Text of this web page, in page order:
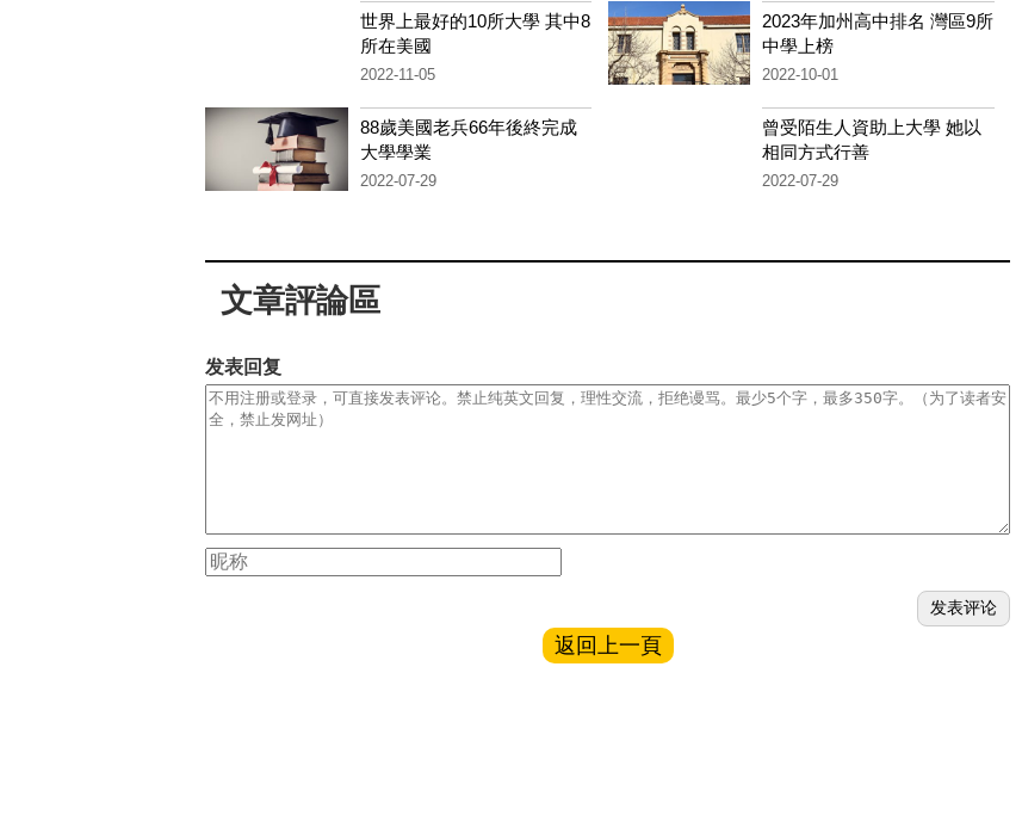
世界上最好的10所大學 其中8
所在美國
2022-11-05
2023年加州高中排名 灣區9所
中學上榜
2022-10-01
88歲美國老兵66年後終完成
大學學業
2022-07-29
曾受陌生人資助上大學 她以
相同方式行善
2022-07-29
文章評論區
发表回复
返回上一頁